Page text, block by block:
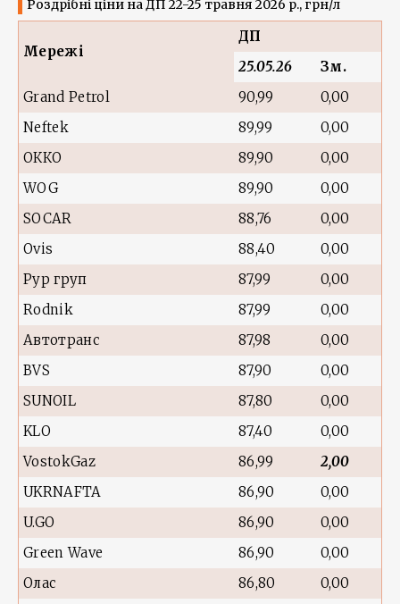
Роздрібні ціни на ДП 22-25 травня 2026 р., грн/л
Мережі
ДП
25.05.26
Зм.
Grand Petrol
90,99
0,00
Neftek
89,99
0,00
ОККО
89,90
0,00
WOG
89,90
0,00
SOCAR
88,76
0,00
Ovis
88,40
0,00
Рур груп
87,99
0,00
Rodnik
87,99
0,00
Автотранс
87,98
0,00
BVS
87,90
0,00
SUNOIL
87,80
0,00
KLO
87,40
0,00
VostokGaz
86,99
2,00
UKRNAFTA
86,90
0,00
U.GO
86,90
0,00
Green Wave
86,90
0,00
Олас
86,80
0,00